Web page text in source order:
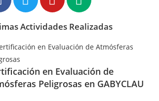
Actividades Realizadas
en Evaluación de
Peligrosas en GABYCLAU